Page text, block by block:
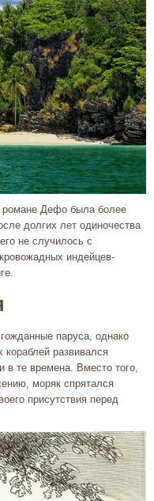
романе Дефо была более
долгих лет одиночества
не случилось с
индейцев-
паруса, однако
кораблей развивался
в те времена. Вместо того,
моряк спрятался
присутствия перед